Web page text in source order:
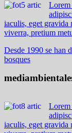
Lorem
iaculis, eget gravida
viverra, pretium
Desde 1990 se han
bosques
Lorem
iaculis, eget gravida